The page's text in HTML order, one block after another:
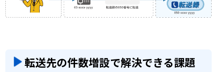
転送先の件数増設で解決できる課題